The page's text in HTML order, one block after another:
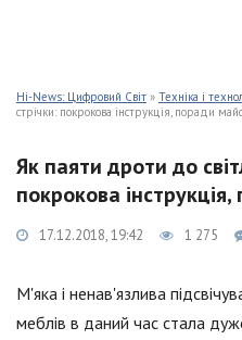
Hi-News: Цифровий Світ » Техніка і
стрічки: покрокова інструкція, поради
Як паяти дроти до
покрокова
17.12.2018, 19:42 1 275
М'яка і ненав'язлива
меблів в даний час стала